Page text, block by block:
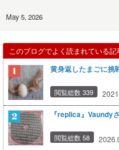
May 5, 2026
このブログでよく読まれている記
黄身返したまごに挑
閲覧総数 339
『replica』Vaundy
閲覧総数 58